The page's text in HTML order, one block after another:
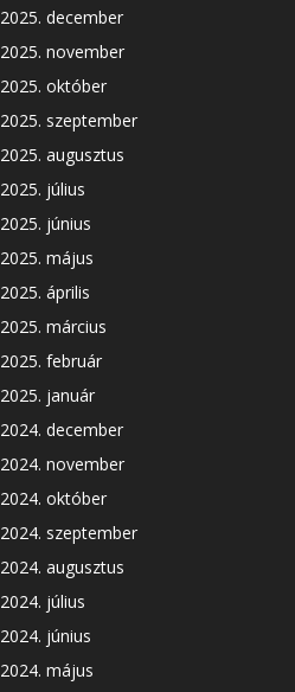
2025. december
2025. november
2025. október
2025. szeptember
2025. augusztus
2025. július
2025. június
2025. május
2025. április
2025. március
2025. február
2025. január
2024. december
2024. november
2024. október
2024. szeptember
2024. augusztus
2024. július
2024. június
2024. május